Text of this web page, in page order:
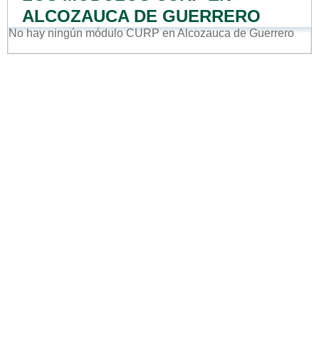
ALCOZAUCA DE GUERRERO
No hay ningún módulo CURP en Alcozauca de Guerrero